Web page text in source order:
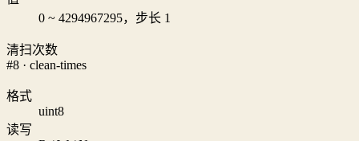
0 ~ 4294967295，步长 1
清扫次数
#8 · clean-times
格式
uint8
读写